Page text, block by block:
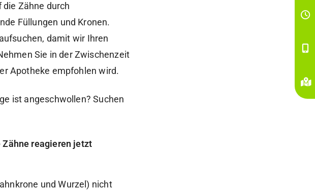
die Zähne durch
Füllungen und Kronen.
damit wir Ihren
Sie in der Zwischenzeit
Apotheke empfohlen wird.
ist angeschwollen? Suchen
reagieren jetzt
und Wurzel) nicht